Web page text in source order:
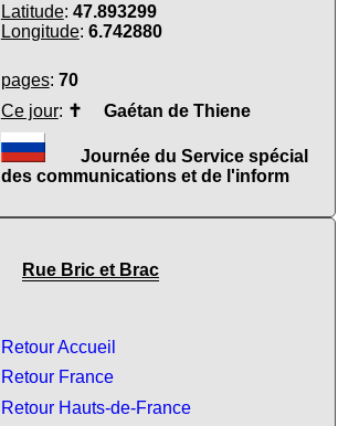
Latitude: 47.893299
Longitude: 6.742880
pages: 70
Ce jour: ✝ Gaétan de Thiene
Journée du Service spécial
des communications et de l'inform
Rue Bric et Brac
Retour Accueil
Retour France
Retour Hauts-de-France